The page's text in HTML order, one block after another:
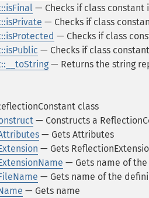
— Checks if class constant
— Checks if class
— Checks if class
— Checks if class
— Returns the string
class
— Constructs a
— Gets Attributes
— Gets
— Gets name of
— Gets name of the
— Gets name